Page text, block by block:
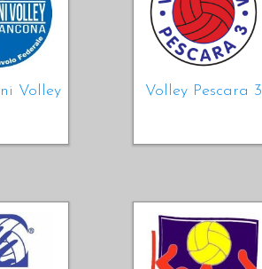
Volley Volley Pescara 3